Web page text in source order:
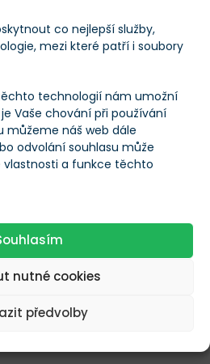
co nejlepší služby,
mezi které patří i soubory
technologií nám umožní
Vaše chování při používání
můžeme náš web dále
odvolání souhlasu může
vlastnosti a funkce těchto
nutné cookies
předvolby
--
$1 804
$2 189 384
0
0